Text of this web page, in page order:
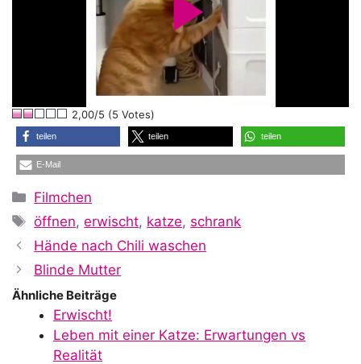
P
l
a
y
V
i
2,00/5 (5 Votes)
teilen teilen teilen
E-Mail
Kategorien
Filmchen
Schlagwörter
öffnen,erwischt, katze, schrank
Hände nach Chili waschen
Blinde Mutter
Ähnliche Beiträge
Erwischt!
Leben mit einer Katze: Erwartungen vs
Realität